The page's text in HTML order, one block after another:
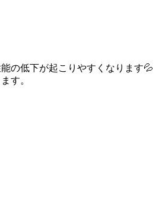
の低下が起こりやすくなります💦
す。